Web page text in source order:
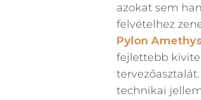
azokat sem
felvételhez
Pylon
fejlettebb
technikai